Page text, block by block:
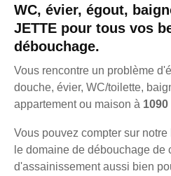
WC, évier, égout,
JETTE pour tous vos
débouchage.
Vous rencontre un problème
douche, évier, WC/toilette,
appartement ou maison à
Vous pouvez compter sur
le domaine de débouchage de
d'assainissement aussi bien